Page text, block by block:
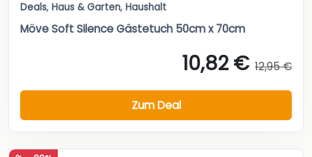
Deals, Haus & Garten, Haushalt
Möve Soft Silence Gästetuch 50cm x 70cm
10,82 € 12,95 €
Zum Deal